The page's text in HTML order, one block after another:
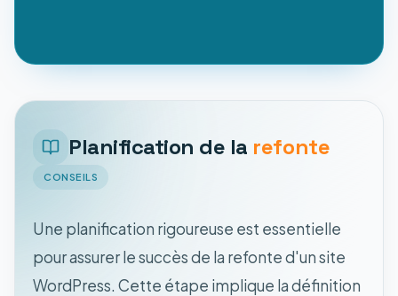
Planification de la refonte
CONSEILS
Une planification rigoureuse est essentielle
pour assurer le succès de la refonte d'un site
WordPress. Cette étape implique la définition